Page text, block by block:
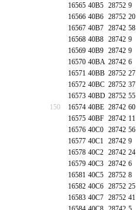
16565 40B5 28752 9
16566 40B6 28752 20
16567 40B7 28742 58
16568 40B8 28742 9
16569 40B9 28742 9
16570 40BA 28742 6
16571 40BB 28752 27
16572 40BC 28752 37
16573 40BD 28752 55
150
16574 40BE 28742 60
16575 40BF 28742 11
16576 40C0 28742 56
16577 40C1 28742 9
16578 40C2 28742 24
16579 40C3 28742 6
16581 40C5 28752 8
16582 40C6 28752 25
16583 40C7 28752 41